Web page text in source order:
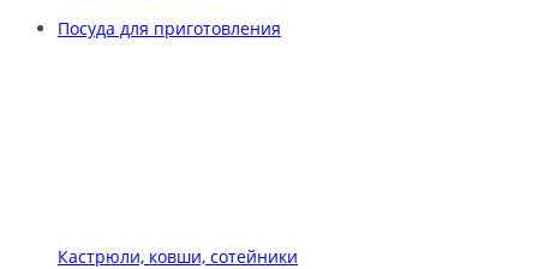
Посуда для приготовления
Кастрюли, ковши, сотейники